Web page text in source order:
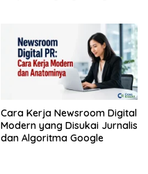
Cara Kerja Newsroom Digital
Modern yang Disukai Jurnalis
dan Algoritma Google